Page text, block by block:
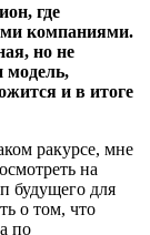
где
компаниями.
но не
модель,
и в итоге
ракурсе, мне
на
будущего для
о том, что
по